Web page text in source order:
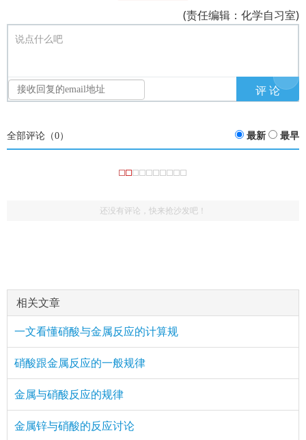
(责任编辑：化学自习室)
说点什么吧
全部评论（0） 最新 最早
还没有评论，快来抢沙发吧！
相关文章
一文看懂硝酸与金属反应的计算规
硝酸跟金属反应的一般规律
金属与硝酸反应的规律
金属锌与硝酸的反应讨论